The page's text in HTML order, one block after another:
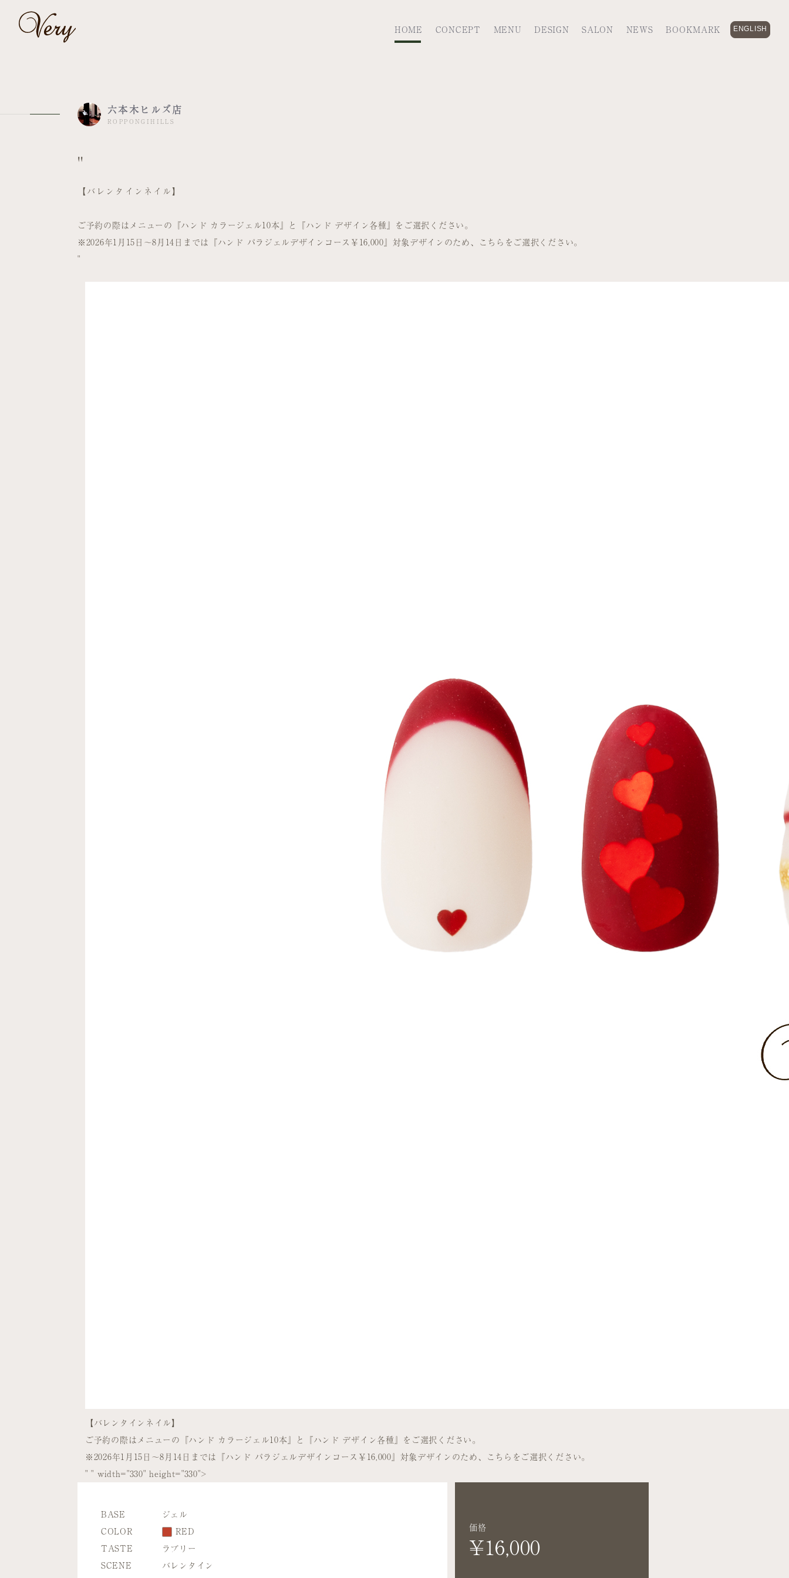
HOME CONCEPT MENU DESIGN SALON NEWS BOOKMARK ENGLISH
六本木ヒルズ店
ROPPONGIHILLS
"
【バレンタインネイル】
ご予約の際はメニューの『ハンド カラージェル10本』と『ハンド デザイン各種』をご選択ください。
※2026年1月15日～8月14日までは『ハンド パラジェルデザインコース￥16,000』対象デザインのため、こちらをご選択ください。
"
【バレンタインネイル】
ご予約の際はメニューの『ハンド カラージェル10本』と『ハンド デザイン各種』をご選択ください。
※2026年1月15日～8月14日までは『ハンド パラジェルデザインコース￥16,000』対象デザインのため、こちらをご選択ください。
" " width="330" height="330">
BASE
ジェル
COLOR
RED
TASTE
ラブリー
SCENE
バレンタイン
価格
¥16,000